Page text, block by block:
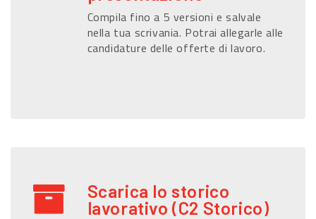
Compila fino a 5 versioni e salvale
nella tua scrivania. Potrai allegarle alle
candidature delle offerte di lavoro.
Scarica lo storico
lavorativo (C2 Storico)